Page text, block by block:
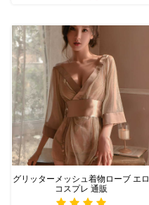
グリッターメッシュ着物ローブ エロ
コスプレ 通販